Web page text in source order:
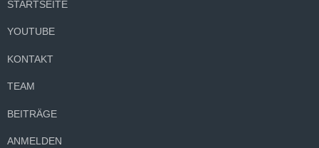
STARTSEITE
YOUTUBE
KONTAKT
TEAM
BEITRÄGE
ANMELDEN